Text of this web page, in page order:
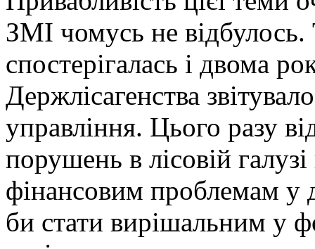
ЗМІ чомусь не
спостерігалась і двома
Держлісагенства
управління. Цього разу
порушень в лісовій
фінансовим проблемам у
би стати вирішальним у